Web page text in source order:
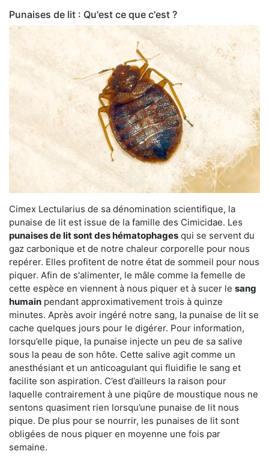
Punaises de lit : Qu'est ce que c'est ?
Cimex Lectularius de sa dénomination scientifique, la
punaise de lit est issue de la famille des Cimicidae. Les
punaises de lit sont des hématophages qui se servent du
gaz carbonique et de notre chaleur corporelle pour nous
repérer. Elles profitent de notre état de sommeil pour nous
piquer. Afin de s'alimenter, le mâle comme la femelle de
cette espèce en viennent à nous piquer et à sucer le sang
humain pendant approximativement trois à quinze
minutes. Après avoir ingéré notre sang, la punaise de lit se
cache quelques jours pour le digérer. Pour information,
lorsqu’elle pique, la punaise injecte un peu de sa salive
sous la peau de son hôte. Cette salive agit comme un
anesthésiant et un anticoagulant qui fluidifie le sang et
facilite son aspiration. C’est d’ailleurs la raison pour
laquelle contrairement à une piqûre de moustique nous ne
sentons quasiment rien lorsqu’une punaise de lit nous
pique. De plus pour se nourrir, les punaises de lit sont
obligées de nous piquer en moyenne une fois par
semaine.